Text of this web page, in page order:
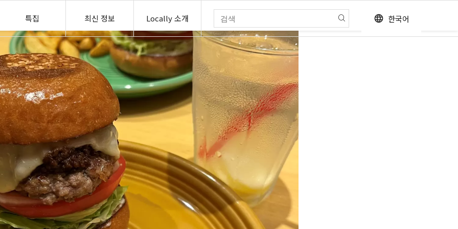
특집 최신 정보 Locally 소개 language 한국어